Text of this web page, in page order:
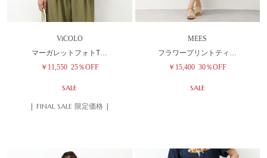
ViCOLO
マーガレットフォトT…
￥11,550 25％OFF
SALE
| FINAL SALE 限定価格 |
MEES
フラワープリントティ…
￥15,400 30％OFF
SALE